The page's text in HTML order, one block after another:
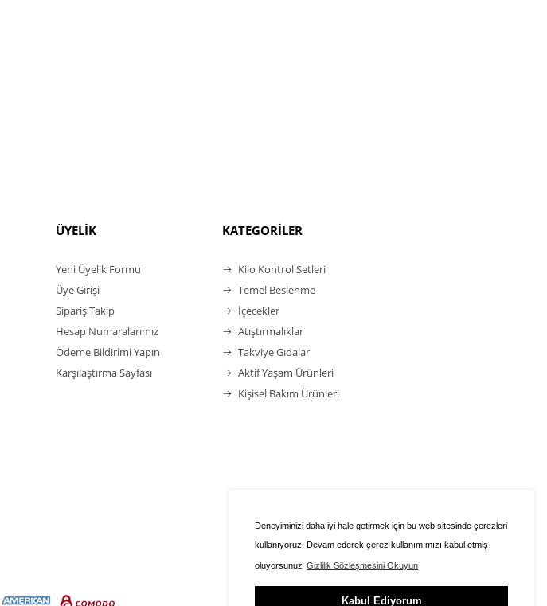
Deneyiminizi daha iyi hale getirmek için bu web sitesinde çerezleri
kullanıyoruz. Devam ederek çerez kullanımımızı kabul etmiş
oluyorsunuz Gizlilik Sözleşmesini Okuyun
Kabul Ediyorum
ÜYELİK
Yeni Üyelik Formu
Üye Girişi
Sipariş Takip
Hesap Numaralarımız
Ödeme Bildirimi Yapın
Karşılaştırma Sayfası
KATEGORİLER
Kilo Kontrol Setleri
Temel Beslenme
İçecekler
Atıştırmalıklar
Takviye Gıdalar
Aktif Yaşam Ürünleri
Kişisel Bakım Ürünleri